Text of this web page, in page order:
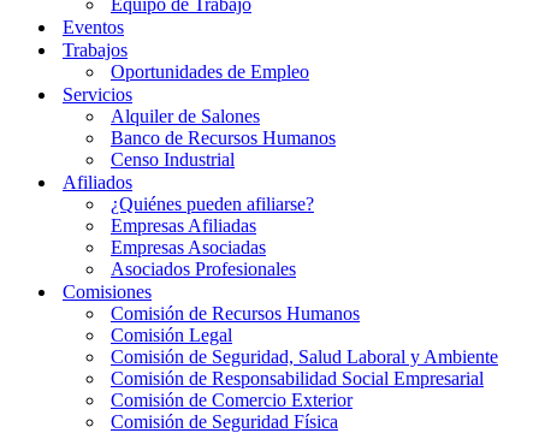
Equipo de Trabajo
Eventos
Trabajos
Oportunidades de Empleo
Servicios
Alquiler de Salones
Banco de Recursos Humanos
Censo Industrial
Afiliados
¿Quiénes pueden afiliarse?
Empresas Afiliadas
Empresas Asociadas
Asociados Profesionales
Comisiones
Comisión de Recursos Humanos
Comisión Legal
Comisión de Seguridad, Salud Laboral y Ambiente
Comisión de Responsabilidad Social Empresarial
Comisión de Comercio Exterior
Comisión de Seguridad Física